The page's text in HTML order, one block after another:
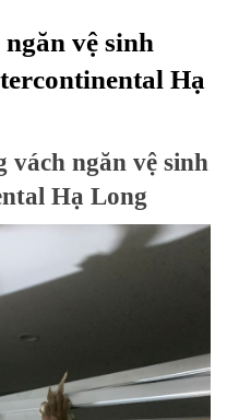
vệ sinh
Hạ
vách ngăn vệ sinh
Hạ Long